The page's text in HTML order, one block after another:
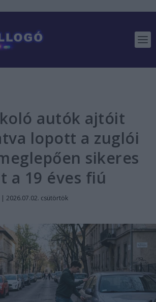
autók ajtóit
lopott a zuglói
sikeres
a 19 éves fiú
| 2026.07.02. csütörtök